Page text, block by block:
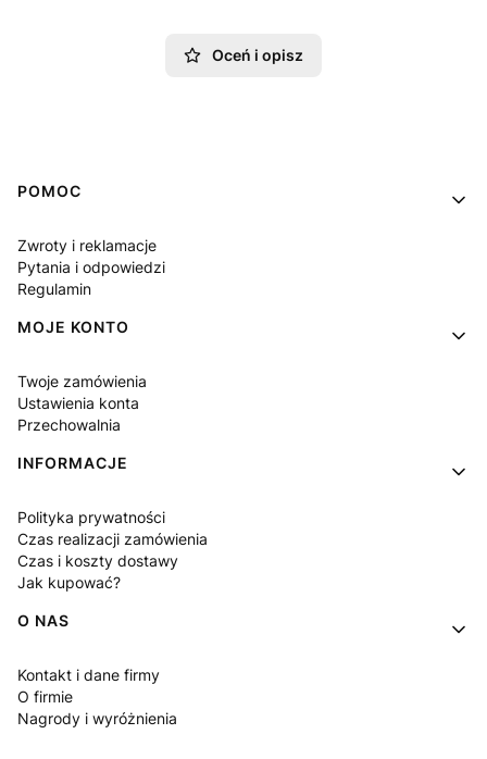
Oceń i opisz
Linki w stopce
POMOC
Zwroty i reklamacje
Pytania i odpowiedzi
Regulamin
MOJE KONTO
Twoje zamówienia
Ustawienia konta
Przechowalnia
INFORMACJE
Polityka prywatności
Czas realizacji zamówienia
Czas i koszty dostawy
Jak kupować?
O NAS
Kontakt i dane firmy
O firmie
Nagrody i wyróżnienia